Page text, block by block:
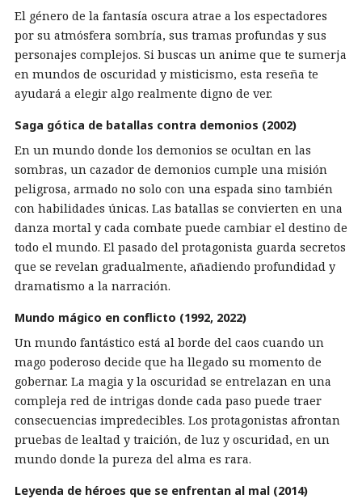
El género de la fantasía oscura atrae a los espectadores
por su atmósfera sombría, sus tramas profundas y sus
personajes complejos. Si buscas un anime que te sumerja
en mundos de oscuridad y misticismo, esta reseña te
ayudará a elegir algo realmente digno de ver.
Saga gótica de batallas contra demonios (2002)
En un mundo donde los demonios se ocultan en las
sombras, un cazador de demonios cumple una misión
peligrosa, armado no solo con una espada sino también
con habilidades únicas. Las batallas se convierten en una
danza mortal y cada combate puede cambiar el destino de
todo el mundo. El pasado del protagonista guarda secretos
que se revelan gradualmente, añadiendo profundidad y
dramatismo a la narración.
Mundo mágico en conflicto (1992, 2022)
Un mundo fantástico está al borde del caos cuando un
mago poderoso decide que ha llegado su momento de
gobernar. La magia y la oscuridad se entrelazan en una
compleja red de intrigas donde cada paso puede traer
consecuencias impredecibles. Los protagonistas afrontan
pruebas de lealtad y traición, de luz y oscuridad, en un
mundo donde la pureza del alma es rara.
Leyenda de héroes que se enfrentan al mal (2014)